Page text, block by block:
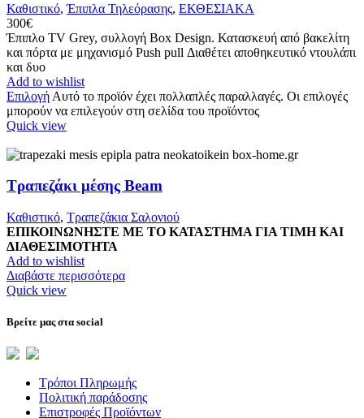
Καθιστικό,Έπιπλα Τηλεόρασης, ΕΚΘΕΣΙΑΚΑ
300€
Έπιπλο TV Grey, συλλογή Box Design. Κατασκευή από βακελίτη
και πόρτα με μηχανισμό Push pull Διαθέτει αποθηκευτικό ντουλάπι
και δυο
Add to wishlist
Επιλογή Αυτό το προϊόν έχει πολλαπλές παραλλαγές. Οι επιλογές
μπορούν να επιλεγούν στη σελίδα του προϊόντος
Quick view
Τραπεζάκι μέσης Beam
Καθιστικό, Τραπεζάκια Σαλονιού
ΕΠΙΚΟΙΝΩΝΗΣΤΕ ΜΕ ΤΟ ΚΑΤΑΣΤΗΜΑ ΓΙΑ ΤΙΜΗ ΚΑΙ
ΔΙΑΘΕΣΙΜΟΤΗΤΑ
Add to wishlist
Διαβάστε περισσότερα
Quick view
Βρείτε μας στα social
Τρόποι Πληρωμής
Πολιτική παράδοσης
Επιστροφές Προϊόντων